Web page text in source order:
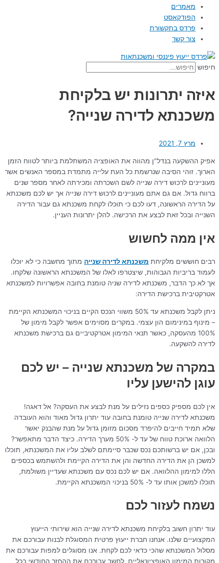
מאמרים
הפודקאסט
פרדס בתקשורת
צור קשר
חיפוש
איזה יתרונות יש בלקיחת
משכנתא לדירה שנייה?
מרץ 7, 2021
אפיק ההשקעה בנדל"ן מהווה את האופציה המשתלמת ביותר לטווח הזמן
הארוך. זוהי הסיבה שנרשמת כל העת עלייה מתמדת במספר האנשים אשר
מעוניינים לרכוש דירה שנייה לשם השכרתה ומכירתה לאחר מספר שנים
ברווח גדול. אם גם אתם מעוניינים לרכוש דירה שנייה אך יש לכם משכנתא
על הדירה הראשונה, דעו לכם כי תוכלו לקחת משכנתא גם עבור הדירה
השנייה ובכל זאת לבצע את הרכישה. להלן יתרונות העניין.
אין ממה לחשוש
רבים חוששים מלקיחת משכנתא לדירה שנייה מתוך מחשבה כי לא יוכלו
לעמוד בריביות הגבוהות, שיצטרפו לאלו של המשכנתא הראשונה שלקחו.
אך לא כך הדבר, משכנתא לדירה שניה טומנת בחובה אפשרויות למשכנתא
אטרקטיבית ברכישת הדירה:
ניתן לקבל משכנתא עד 50% משווי הנכס הקיים בניכוי המשכנתא הקיימת
– מינוף במינימום הון עצמי. במקרים מסוימים אפשר לקבל מימון של
100% מהעסקה, כאשר תנאי המימון אטרקטיביים גם ברכישת משכנתא
לדירה להשקעה.
במקרה של משכנתא שנייה – יש לכם
עוגן להישען עליו
אין לכם מספיק כספים נזילים על מנת לבצע את העסקה? אל דאגה!
משכנתא לדירה שנייה טומנת בחובה עוד יתרון גדול מאוד והוא העובדה
שלא תמיד חייבים להיפרד מסכום מזומן גדול על מנת שהבנק יאשר
הלוואה ארוכת טווח של עד ל- 50% מערך הדירה. כיצד הדבר מתאפשר?
ובכן, אם יש ברשותכם נכס שכבר סיימתם לשלב עליו את המשכנתא, תוכלו
למשכן הן את הדירה החדשה והן את הדירה הקיימת ולהשתמש בכספים
הללו למימון ההלוואה. אם יש לכם נכס עם משכנתא שעדיין משולמת,
תוכלו למשכן אותו עד ל- 50% בניכוי המשכנתא הקיימת.
נשמח לעזור לכם
עוד יתרון חשוב בלקיחת משכנתא לדירה שנייה הוא שירותי הייעוץ
המקצועיים שלנו. אנחנו חברת ייעוץ פרטית המסוגלת לבנות עבורכם את
מסלול המשכנתא שהכי כדאי לכם לקחת. אנו מסוגלים למפות עבורכם את
מקורות המימון האופציונאליים, לחשב עבורכם את ההחזר החודשי בכל